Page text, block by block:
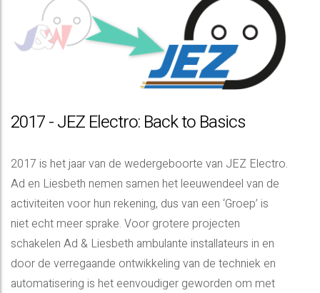
2017 - JEZ Electro: Back to Basics
2017 is het jaar van de wedergeboorte van JEZ Electro.
Ad en Liesbeth nemen samen het leeuwendeel van de
activiteiten voor hun rekening, dus van een ‘Groep’ is
niet echt meer sprake. Voor grotere projecten
schakelen Ad & Liesbeth ambulante installateurs in en
door de verregaande ontwikkeling van de techniek en
automatisering is het eenvoudiger geworden om met